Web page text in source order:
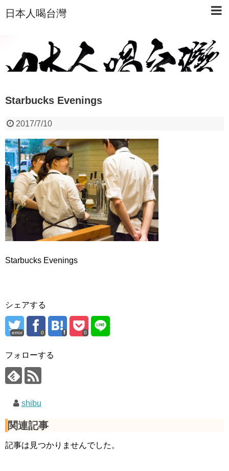
日本人喝台灣
Starbucks Evenings
2017/7/10
Starbucks Evenings
シェアする
error 0 0
フォローする
shibu
関連記事
記事は見つかりませんでした。